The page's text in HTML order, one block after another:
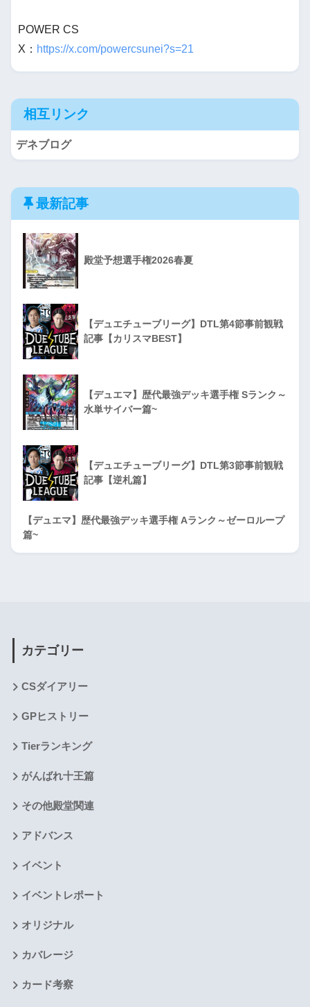
POWER CS
X： https://x.com/powercsunei?s=21
相互リンク
デネブログ
最新記事
殿堂予想選手権2026春夏
【デュエチューブリーグ】DTL第4節事前観戦
記事【カリスマBEST】
【デュエマ】歴代最強デッキ選手権 Sランク～
水単サイバー篇~
【デュエチューブリーグ】DTL第3節事前観戦
記事【逆札篇】
【デュエマ】歴代最強デッキ選手権 Aランク～ゼーロループ
篇~
カテゴリー
CSダイアリー
GPヒストリー
Tierランキング
がんばれ十王篇
その他殿堂関連
アドバンス
イベント
イベントレポート
オリジナル
カバレージ
カード考察